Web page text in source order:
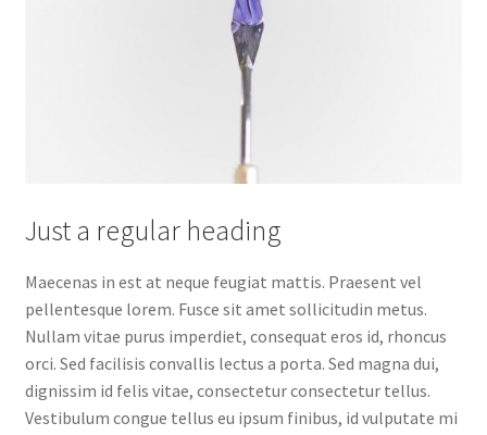
Just a regular heading
Maecenas in est at neque feugiat mattis. Praesent vel
pellentesque lorem. Fusce sit amet sollicitudin metus.
Nullam vitae purus imperdiet, consequat eros id, rhoncus
orci. Sed facilisis convallis lectus a porta. Sed magna dui,
dignissim id felis vitae, consectetur consectetur tellus.
Vestibulum congue tellus eu ipsum finibus, id vulputate mi